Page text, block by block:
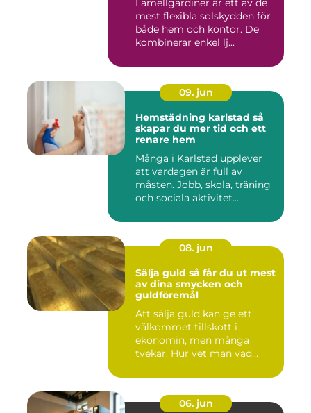
Lamellgardiner är ett av de
mest flexibla solskydden för
både hem och kontor. De
kombinerar enkel lj...
09. jun
Hemstädning karlstad så
skapar du mer tid och ett
renare hem
Många i Karlstad upplever
att vardagen är full av
måsten. Jobb, skola, träning
och sociala aktivitet...
08. jun
Sälja guld så får du ut mest
av dina smycken och
guldföremål
Att sälja guld kan ge ett
välkommet tillskott i
ekonomin, men många
tvekar. Hur vet man vad
06. jun